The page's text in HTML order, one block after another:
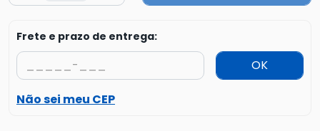
Frete e prazo de entrega:
OK
Não sei meu CEP